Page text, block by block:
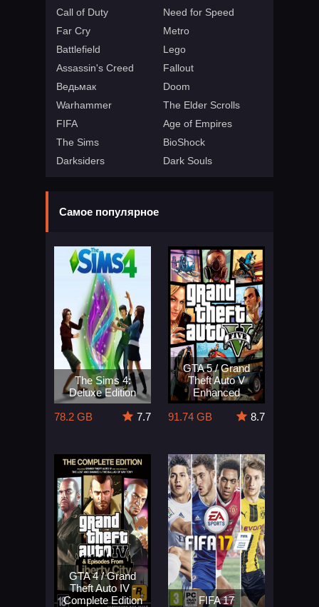
Call of Duty
Need for Speed
Far Cry
Metro
Battlefield
Lego
Assassin's Creed
Fallout
Ведьмак
Doom
Warhammer
The Elder Scrolls
FIFA
Age of Empires
The Sims
BioShock
Darksiders
Dark Souls
Самое популярное
The Sims 4:
Deluxe Edition
78.2 GB
7.7
GTA 5 / Grand
Theft Auto V
Enhanced
91.74 GB
8.7
GTA 4 / Grand
Theft Auto IV -
Complete Edition
FIFA 17